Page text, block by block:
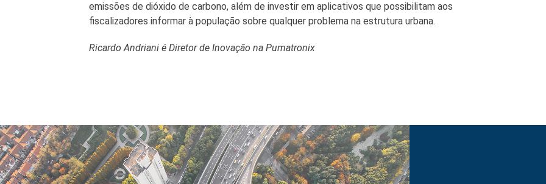
emissões de dióxido de carbono, além de investir em aplicativos que possibilitam aos
fiscalizadores informar à população sobre qualquer problema na estrutura urbana.
Ricardo Andriani é Diretor de Inovação na Pumatronix